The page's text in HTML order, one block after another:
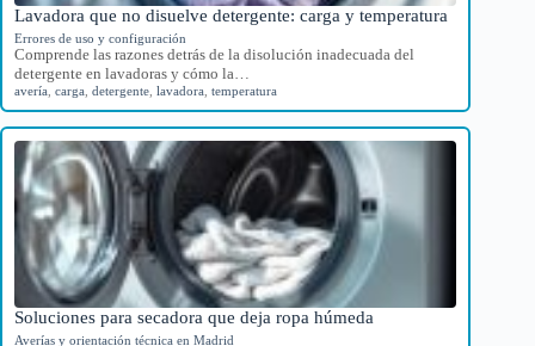
Lavadora que no disuelve detergente: carga y temperatura
Errores de uso y configuración
Comprende las razones detrás de la disolución inadecuada del
detergente en lavadoras y cómo la…
avería carga detergente lavadora temperatura
Soluciones para secadora que deja ropa húmeda
Averías y orientación técnica en Madrid